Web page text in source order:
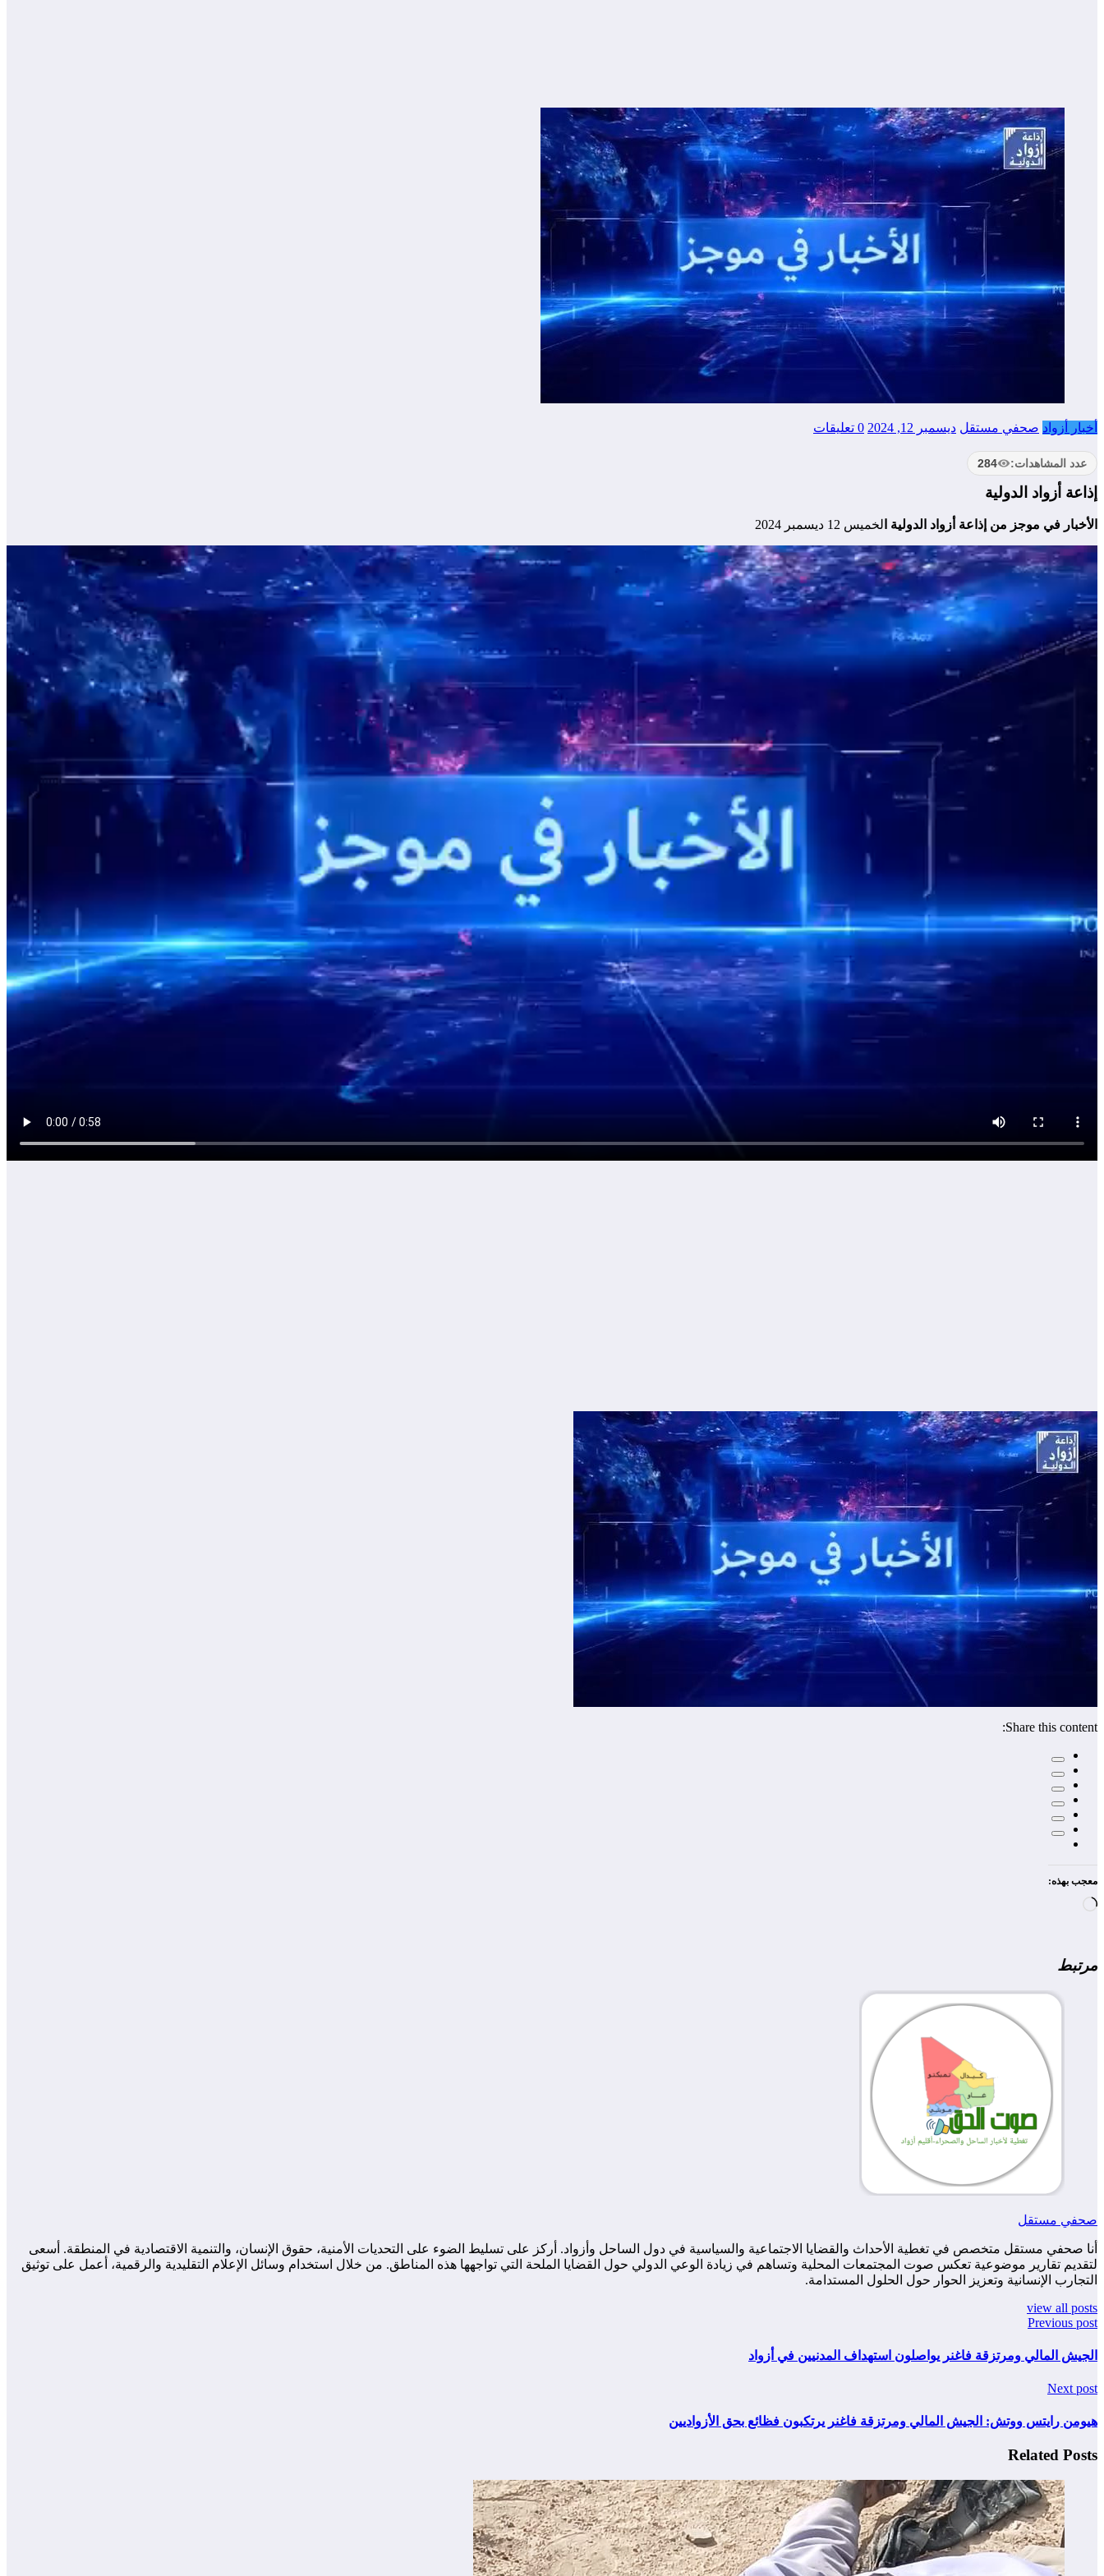
أخبار أزواد صحفي مستقل ديسمبر 12, 2024 0 تعليقات
عدد المشاهدات: 284
إذاعة أزواد الدولية
الأخبار في موجز من إذاعة أزواد الدولية ا لخميس 12 ديسمبر 2024
Share this content:
معجب بهذه:
مرتبط
صحفي مستقل
أنا صحفي مستقل متخصص في تغطية الأحداث والقضايا الاجتماعية والسياسية في دول الساحل وأزواد. أركز على تسليط الضوء على التحديات الأمنية، حقوق الإنسان، والتنمية الاقتصادية في المنطقة. أسعى
لتقديم تقارير موضوعية تعكس صوت المجتمعات المحلية وتساهم في زيادة الوعي الدولي حول القضايا الملحة التي تواجهها هذه المناطق. من خلال استخدام وسائل الإعلام التقليدية والرقمية، أعمل على توثيق
التجارب الإنسانية وتعزيز الحوار حول الحلول المستدامة.
view all posts
Previous post
الجيش المالي ومرتزقة فاغنر يواصلون استهداف المدنيين في أزواد
Next post
هيومن رايتس ووتش: الجيش المالي ومرتزقة فاغنر يرتكبون فظائع بحق الأزواديين
Related Posts